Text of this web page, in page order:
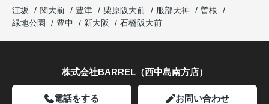
江坂
関大前 豊津 柴原阪大前 服部天神
曽根
緑地公園
豊中 新大阪 石橋阪大前
株式会社BARREL（西中島南方店）
電話をする お問い合わせ